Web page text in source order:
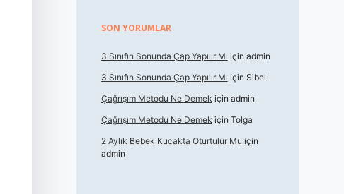
SON YORUMLAR
3 Sınıfın Sonunda Çap Yapılır Mı için admin
3 Sınıfın Sonunda Çap Yapılır Mı için Sibel
Çağrışım Metodu Ne Demek için admin
Çağrışım Metodu Ne Demek için Tolga
2 Aylık Bebek Kucakta Oturtulur Mu için
admin